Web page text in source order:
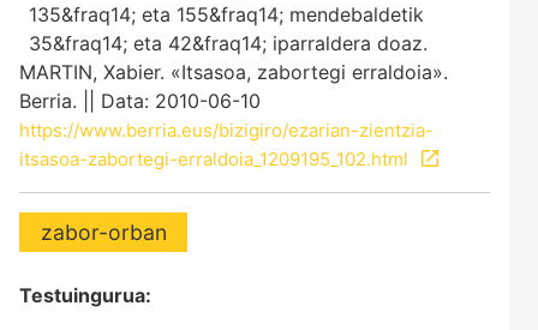
135&fraq14; eta 155&fraq14; mendebaldetik
35&fraq14; eta 42&fraq14; iparraldera doaz.
MARTIN, Xabier. «Itsasoa, zabortegi erraldoia».
Berria. || Data: 2010-06-10
https://www.berria.eus/bizigiro/ezarian-zientzia-
itsasoa-zabortegi-erraldoia_1209195_102.html
zabor-orban
Testuingurua: